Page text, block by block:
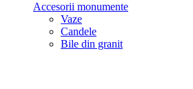
Accesorii monumente
Vaze
Candele
Bile din granit